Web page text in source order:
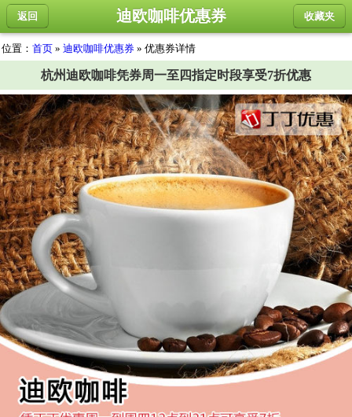
返回 收藏夹
迪欧咖啡优惠券
位置： 首页 » 迪欧咖啡优惠券 » 优惠券详情
杭州迪欧咖啡凭券周一至四指定时段享受7折优惠